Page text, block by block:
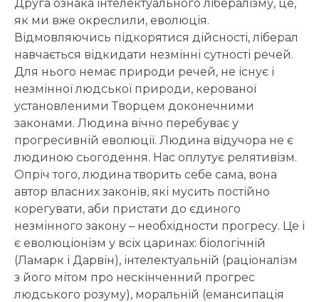
Друга ознака інтелектуального лібералізму, це,
як ми вже окреслили, еволюція.
Відмовляючись підкорятися дійсності, ліберал
навчається відкидати незмінні сутності речей.
Для нього немає природи речей, не існує і
незмінної людської природи, керованої
установленими Творцем доконечними
законами. Людина вічно перебуває у
прогресивній еволюції. Людина відучора не є
людиною сьогодення. Нас оплутує релятивізм.
Опріч того, людина творить себе сама, вона
автор власних законів, які мусить постійно
корегувати, аби пристати до єдиного
незмінного закону – необхідности прогресу. Це і
є еволюціонізм у всіх царинах: біологічній
(Ламарк і Дарвін), інтелектуальній (раціоналізм
з його мітом про нескінченний прогрес
людського розуму), моральній (емансипація